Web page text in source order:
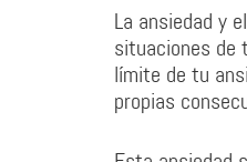
La ansiedad y
situaciones de
límite de tu
propias